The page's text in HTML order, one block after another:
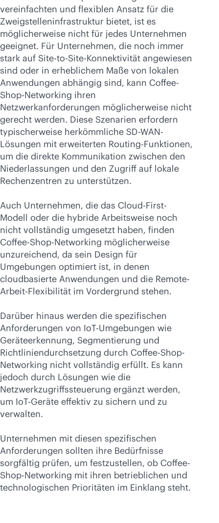
vereinfachten und flexiblen Ansatz für die
Zweigstelleninfrastruktur bietet, ist es
möglicherweise nicht für jedes Unternehmen
geeignet. Für Unternehmen, die noch immer
stark auf Site-to-Site-Konnektivität angewiesen
sind oder in erheblichem Maße von lokalen
Anwendungen abhängig sind, kann Coffee-
Shop-Networking ihren
Netzwerkanforderungen möglicherweise nicht
gerecht werden. Diese Szenarien erfordern
typischerweise herkömmliche SD-WAN-
Lösungen mit erweiterten Routing-Funktionen,
um die direkte Kommunikation zwischen den
Niederlassungen und den Zugriff auf lokale
Rechenzentren zu unterstützen.
Auch Unternehmen, die das Cloud-First-
Modell oder die hybride Arbeitsweise noch
nicht vollständig umgesetzt haben, finden
Coffee-Shop-Networking möglicherweise
unzureichend, da sein Design für
Umgebungen optimiert ist, in denen
cloudbasierte Anwendungen und die Remote-
Arbeit-Flexibilität im Vordergrund stehen.
Darüber hinaus werden die spezifischen
Anforderungen von IoT-Umgebungen wie
Geräteerkennung, Segmentierung und
Richtliniendurchsetzung durch Coffee-Shop-
Networking nicht vollständig erfüllt. Es kann
jedoch durch Lösungen wie die
Netzwerkzugriffssteuerung ergänzt werden,
um IoT-Geräte effektiv zu sichern und zu
verwalten.
Unternehmen mit diesen spezifischen
Anforderungen sollten ihre Bedürfnisse
sorgfältig prüfen, um festzustellen, ob Coffee-
Shop-Networking mit ihren betrieblichen und
technologischen Prioritäten im Einklang steht.